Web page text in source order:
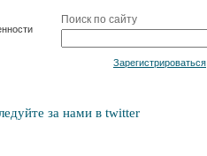
Поиск по сайту
Зарегистрироваться
за нами в twitter